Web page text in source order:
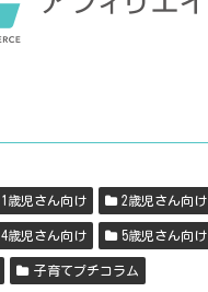
1歳児さん向け 2歳児さん向け
4歳児さん向け 5歳児さん向け
子育てプチコラム